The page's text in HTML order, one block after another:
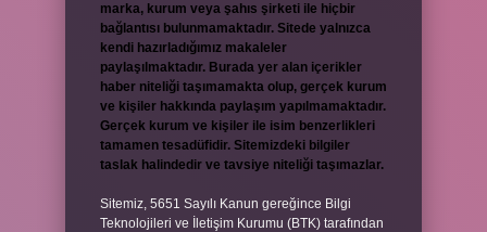
marka, kurum veya şahıs şirketi ile hiçbir
bağlantısı bulunmamaktadır. Sitede yalnızca
kendi hazırladığımız makaleler
paylaşılmaktadır. Burada yer alan içerikler
haber niteliği taşımamakta olup, gerçek kurum
ve kişiler hakkında paylaşım yapılmamaktadır.
Gerçek kurum ve kişiler ile isim benzerlikleri
tamamen tesadüfidir. Sitemizdeki bilgiler
taslak halindedir ve tavsiye niteliği taşımazlar.
Sitemiz, 5651 Sayılı Kanun gereğince Bilgi
Teknolojileri ve İletişim Kurumu (BTK) tarafından